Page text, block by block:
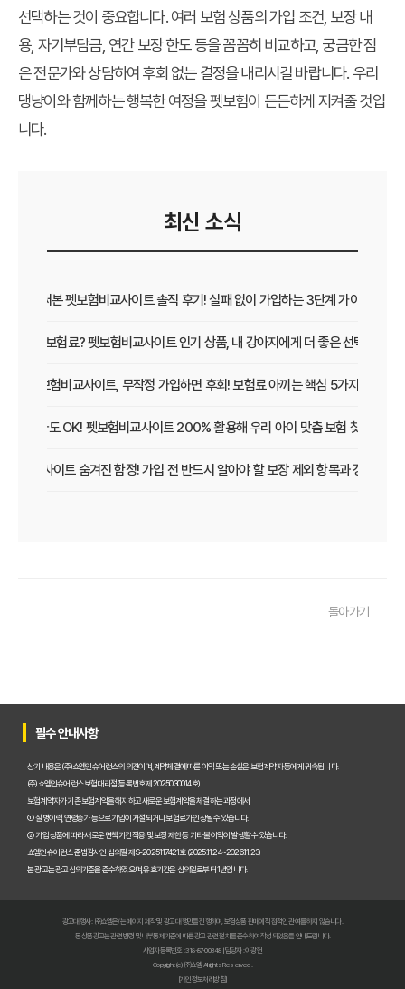
선택하는 것이 중요합니다. 여러 보험 상품의 가입 조건, 보장 내
용, 자기부담금, 연간 보장 한도 등을 꼼꼼히 비교하고, 궁금한 점
은 전문가와 상담하여 후회 없는 결정을 내리시길 바랍니다. 우리
댕냥이와 함께하는 행복한 여정을 펫보험이 든든하게 지켜줄 것입
니다.
최신 소식
직접 써본 펫보험비교사이트 솔직 후기! 실패 없이 가입하는 3단계 가이드
보장 vs 보험료? 펫보험비교사이트 인기 상품, 내 강아지에게 더 좋은 선택은?
펫보험비교사이트, 무작정 가입하면 후회! 보험료 아끼는 핵심 5가지
초보 집사도 OK! 펫보험비교사이트 200% 활용해 우리 아이 맞춤 보험 찾는 법
험비교사이트 숨겨진 함정! 가입 전 반드시 알아야 할 보장 제외 항목과 갱신 조건
펫보험비교사이트, 평점만 보고 고르면 후회? 진짜 중요한 차이점은?
펫보험비교사이트, A사와 B사 어디가 더 유리할까?
펫보험비교사이트 이용 전 필수! 놓치면 후회할 3가지 체크리스트
펫보험비교사이트, 내 반려동물에게 꼭 맞는 선택 기준은?
펫보험비교사이트 현명하게 고르는 법: 보장 범위별 주요 서비스 비교 분석
숨은 혜택까지 찾는 펫보험비교사이트 100% 활용 노하우 대공개
돌아가기
필수 안내사항
상기 내용은 (주)쇼엠인슈어런스의 의견이며, 계약체결에 따른 이익 또는 손실은 보험계약자 등에게 귀속됩니다.
(주)쇼엠인슈어런스 보험대리점(등록번호 제2025030014호)
보험계약자가 기존 보험계약을 해지하고 새로운 보험계약을 체결하는 과정에서
① 질병이력, 연령증가 등으로 가입이 거절되거나 보험료가 인상될 수 있습니다.
② 가입 상품에 따라 새로운 면책기간 적용 및 보장 제한 등 기타 불이익이 발생할 수 있습니다.
쇼엠인슈어런스 준법감시인 심의필 제S-2025117421호 (2025.11.24~2026.11.23)
본 광고는 광고심의기준을 준수하였으며, 유효기간은 심의일로부터 1년입니다.
광고대행사 : ㈜쇼엠은/는 페이지 제작 및 광고 대행만을 진행하며, 보험상품 판매에 직접적인 관여를 하지 않습니다.
동 상품광고는 관련 법령 및 내부통제기준에 따른 광고 관련 절차를 준수하여 작성되었음을 안내드립니다.
사업자등록번호 : 318-87-00348 | 담당자 : 이광헌
Copyright (c) ㈜쇼엠 All rights Reserved.
[개인정보처리방침]